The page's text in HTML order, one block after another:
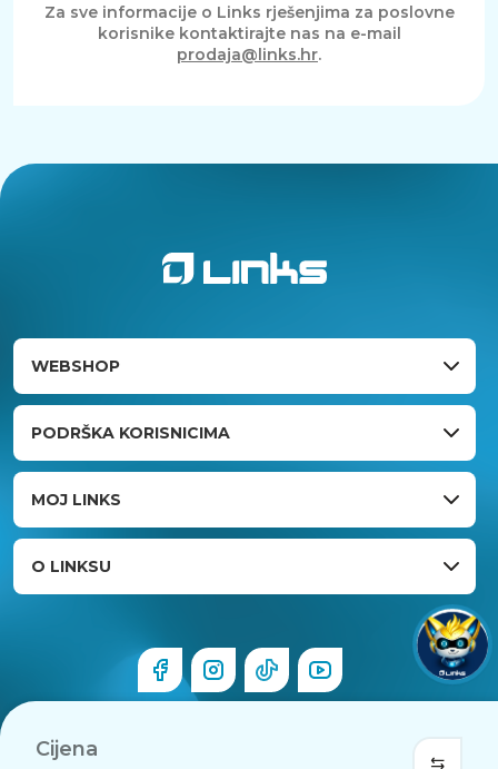
Cijena
Za sve informacije o Links rješenjima za poslovne
korisnike kontaktirajte nas na e-mail
prodaja@links.hr.
WEBSHOP
PODRŠKA KORISNICIMA
MOJ LINKS
O LINKSU